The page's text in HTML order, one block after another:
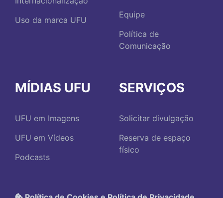
Uso da marca UFU
Equipe
Política de
Comunicação
MÍDIAS UFU
UFU em Imagens
UFU em Vídeos
Podcasts
SERVIÇOS
Solicitar divulgação
Reserva de espaço
físico